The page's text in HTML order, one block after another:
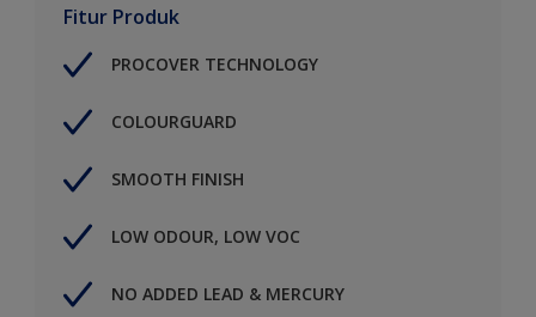
Fitur Produk
PROCOVER TECHNOLOGY
COLOURGUARD
SMOOTH FINISH
LOW ODOUR, LOW VOC
NO ADDED LEAD & MERCURY